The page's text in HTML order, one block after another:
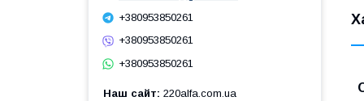
+380953850261
+380953850261
+380953850261
Наш сайт 220alfa.com.ua